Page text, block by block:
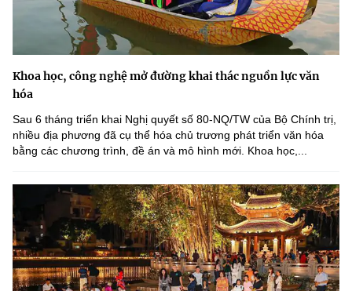
Khoa học, công nghệ mở đường khai thác nguồn lực văn
hóa
Sau 6 tháng triển khai Nghị quyết số 80-NQ/TW của Bộ Chính trị,
nhiều địa phương đã cụ thể hóa chủ trương phát triển văn hóa
bằng các chương trình, đề án và mô hình mới. Khoa học,...